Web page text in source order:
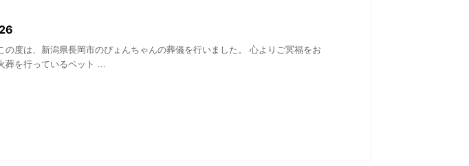
度は、新潟県長岡市のぴょんちゃんの葬儀を行いました。 心よりご冥福をお
葬を行っているペット ...